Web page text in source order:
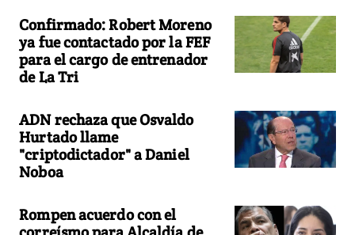
Confirmado: Robert Moreno
ya fue contactado por la FEF
para el cargo de entrenador
de La Tri
ADN rechaza que Osvaldo
Hurtado llame
"criptodictador" a Daniel
Noboa
Rompen acuerdo con el